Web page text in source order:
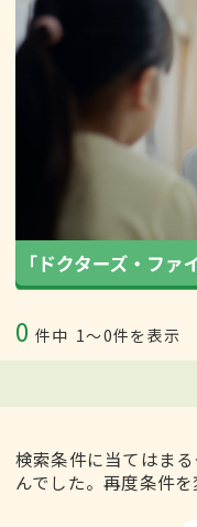
0 件中 1〜0件を表示
検索条件に当てはま
んでした。再度条件